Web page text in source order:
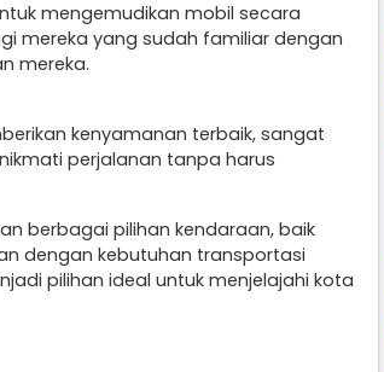
mengemudikan mobil secara
mereka yang sudah familiar dengan
mereka.
kenyamanan terbaik, sangat
perjalanan tanpa harus
berbagai pilihan kendaraan, baik
dengan kebutuhan transportasi
pilihan ideal untuk menjelajahi kota